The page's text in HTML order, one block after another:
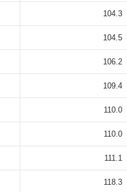
104.3
104.5
106.2
109.4
110.0
110.0
111.1
118.3